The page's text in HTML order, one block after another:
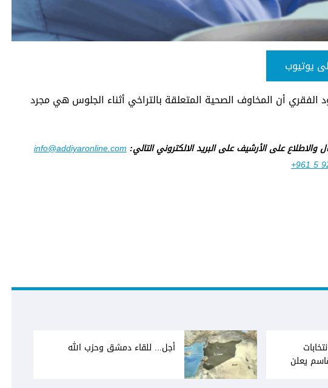
يوتيوب
أن المخاوف الصحية المتعلقة بالتراخي أثناء الجلوس هي مجرد
والاطلاع على الأرشيف على البريد الالكتروني التالي:info@addiyaronline.com
+961 5
يعلن
أجل... للقاء دمشق وحزب الله